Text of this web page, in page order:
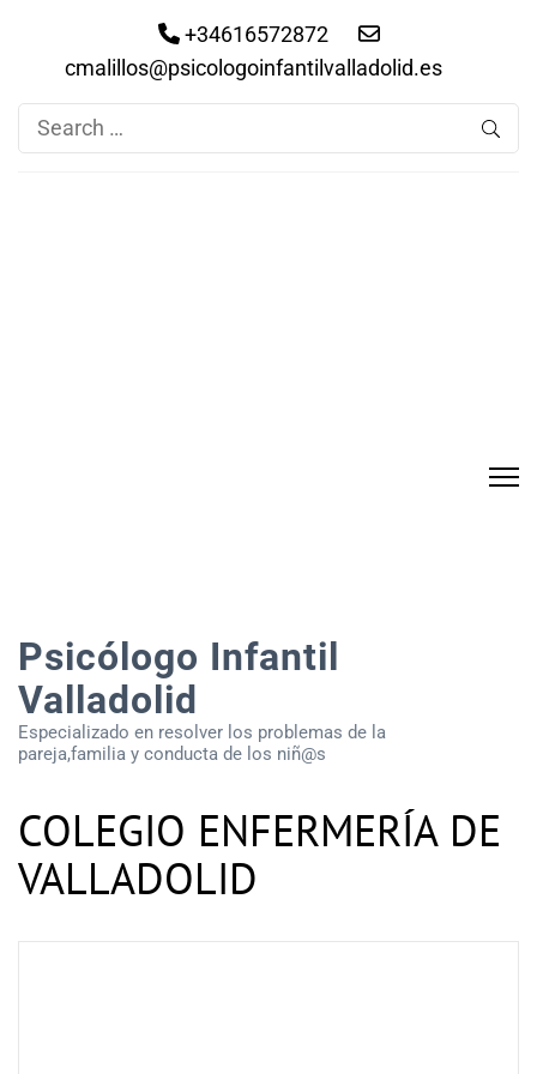
+34616572872
cmalillos@psicologoinfantilvalladolid.es
Search
for:
Psicólogo Infantil
Valladolid
Especializado en resolver los problemas de la
pareja,familia y conducta de los niñ@s
COLEGIO ENFERMERÍA DE
VALLADOLID